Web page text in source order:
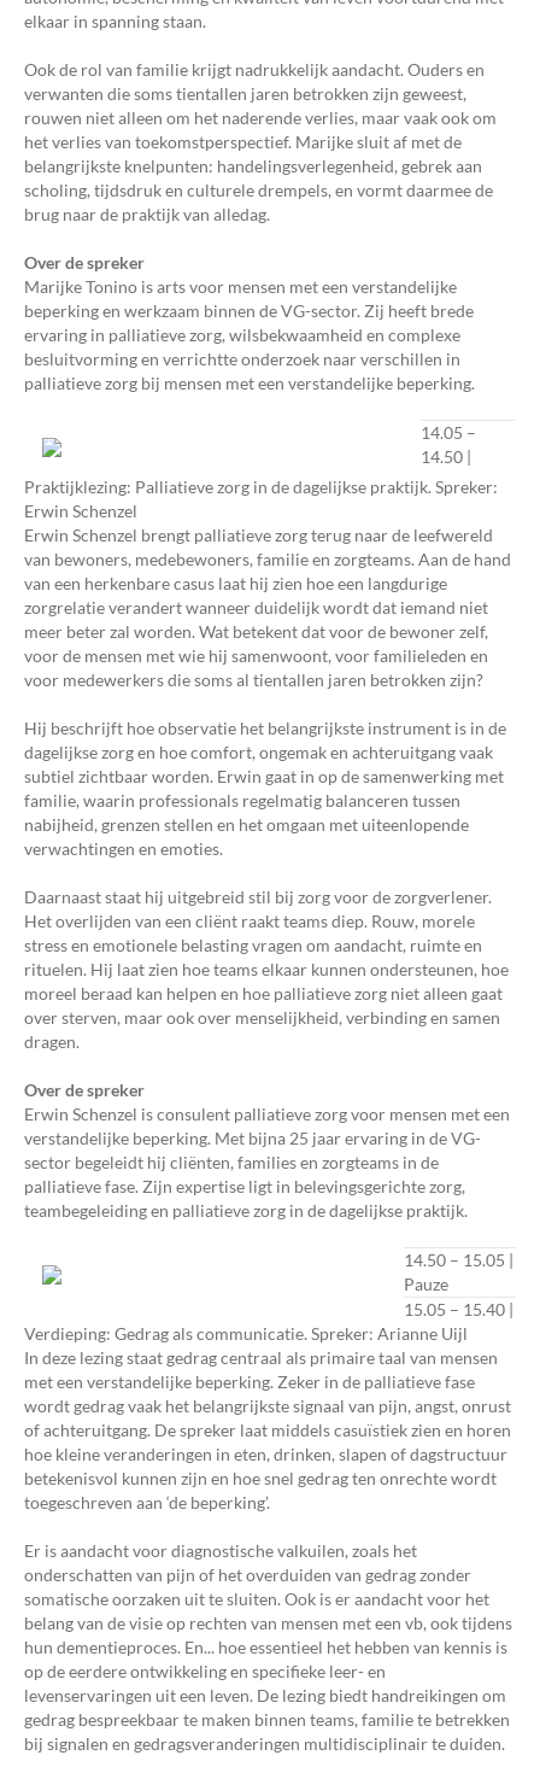
elkaar in spanning staan.
Ook de rol van familie krijgt nadrukkelijk aandacht. Ouders en
verwanten die soms tientallen jaren betrokken zijn geweest,
rouwen niet alleen om het naderende verlies, maar vaak ook om
het verlies van toekomstperspectief. Marijke sluit af met de
belangrijkste knelpunten: handelingsverlegenheid, gebrek aan
scholing, tijdsdruk en culturele drempels, en vormt daarmee de
brug naar de praktijk van alledag.
Over de spreker
Marijke Tonino is arts voor mensen met een verstandelijke
beperking en werkzaam binnen de VG-sector. Zij heeft brede
ervaring in palliatieve zorg, wilsbekwaamheid en complexe
besluitvorming en verrichtte onderzoek naar verschillen in
palliatieve zorg bij mensen met een verstandelijke beperking.
14.05 –
14.50 |
Praktijklezing: Palliatieve zorg in de dagelijkse praktijk. Spreker:
Erwin Schenzel
Erwin Schenzel brengt palliatieve zorg terug naar de leefwereld
van bewoners, medebewoners, familie en zorgteams. Aan de hand
van een herkenbare casus laat hij zien hoe een langdurige
zorgrelatie verandert wanneer duidelijk wordt dat iemand niet
meer beter zal worden. Wat betekent dat voor de bewoner zelf,
voor de mensen met wie hij samenwoont, voor familieleden en
voor medewerkers die soms al tientallen jaren betrokken zijn?
Hij beschrijft hoe observatie het belangrijkste instrument is in de
dagelijkse zorg en hoe comfort, ongemak en achteruitgang vaak
subtiel zichtbaar worden. Erwin gaat in op de samenwerking met
familie, waarin professionals regelmatig balanceren tussen
nabijheid, grenzen stellen en het omgaan met uiteenlopende
verwachtingen en emoties.
Daarnaast staat hij uitgebreid stil bij zorg voor de zorgverlener.
Het overlijden van een cliënt raakt teams diep. Rouw, morele
stress en emotionele belasting vragen om aandacht, ruimte en
rituelen. Hij laat zien hoe teams elkaar kunnen ondersteunen, hoe
moreel beraad kan helpen en hoe palliatieve zorg niet alleen gaat
over sterven, maar ook over menselijkheid, verbinding en samen
dragen.
Over de spreker
Erwin Schenzel is consulent palliatieve zorg voor mensen met een
verstandelijke beperking. Met bijna 25 jaar ervaring in de VG-
sector begeleidt hij cliënten, families en zorgteams in de
palliatieve fase. Zijn expertise ligt in belevingsgerichte zorg,
teambegeleiding en palliatieve zorg in de dagelijkse praktijk.
14.50 – 15.05 |
Pauze
15.05 – 15.40 |
Verdieping: Gedrag als communicatie. Spreker: Arianne Uijl
In deze lezing staat gedrag centraal als primaire taal van mensen
met een verstandelijke beperking. Zeker in de palliatieve fase
wordt gedrag vaak het belangrijkste signaal van pijn, angst, onrust
of achteruitgang. De spreker laat middels casuïstiek zien en horen
hoe kleine veranderingen in eten, drinken, slapen of dagstructuur
betekenisvol kunnen zijn en hoe snel gedrag ten onrechte wordt
toegeschreven aan ‘de beperking’.
Er is aandacht voor diagnostische valkuilen, zoals het
onderschatten van pijn of het overduiden van gedrag zonder
somatische oorzaken uit te sluiten. Ook is er aandacht voor het
belang van de visie op rechten van mensen met een vb, ook tijdens
hun dementieproces. En... hoe essentieel het hebben van kennis is
op de eerdere ontwikkeling en specifieke leer- en
levenservaringen uit een leven. De lezing biedt handreikingen om
gedrag bespreekbaar te maken binnen teams, familie te betrekken
bij signalen en gedragsveranderingen multidisciplinair te duiden.